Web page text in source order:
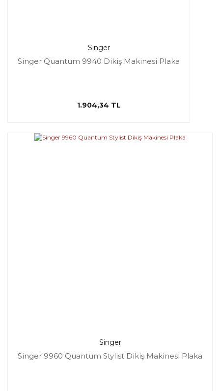
Singer
Singer Quantum 9940 Dikiş Makinesi Plaka
1.904,34 TL
Singer
Singer 9960 Quantum Stylist Dikiş Makinesi Plaka